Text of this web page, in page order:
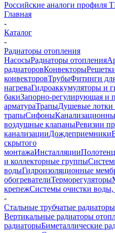
Российские аналоги профиля
Главная
-
Каталог
-
Радиаторы отопления
НасосыРадиаторы отопления
радиаторовКонвекторы
конвекторовТрубыФитинги
нагреваГидроаккумуляторы и
бакиЗапорно-регулирующая и
арматураТрапыДушевые
трапыСифоны
воздушные клапаныРевизии
канализацииДождеприемники
скрытого
монтажаИнсталляции
и коллекторные группы
водыГидроизоляционные
обогревателиТерморегуляторы
крепежСистемы очистки
-
Стальные трубчатые радиаторы
Вертикальные радиаторы
радиаторыБиметаллические